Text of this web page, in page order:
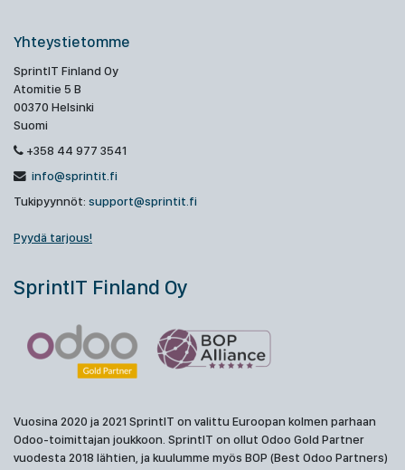
Yhteystietomme
SprintIT Finland Oy
Atomitie 5 B
00370 Helsinki
Suomi
+358 44 977 3541
info@sprintit.fi
Tukipyynnöt: support@sprintit.fi
Pyydä tarjous!
SprintIT Finland Oy
Vuosina 2020 ja 2021 SprintIT on valittu Euroopan kolmen parhaan
Odoo-toimittajan joukkoon. SprintIT on ollut Odoo Gold Partner
vuodesta 2018 lähtien, ja kuulumme myös BOP (Best Odoo Partners)